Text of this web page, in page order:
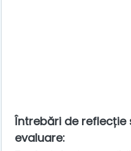
Întrebări de reflecție
evaluare: